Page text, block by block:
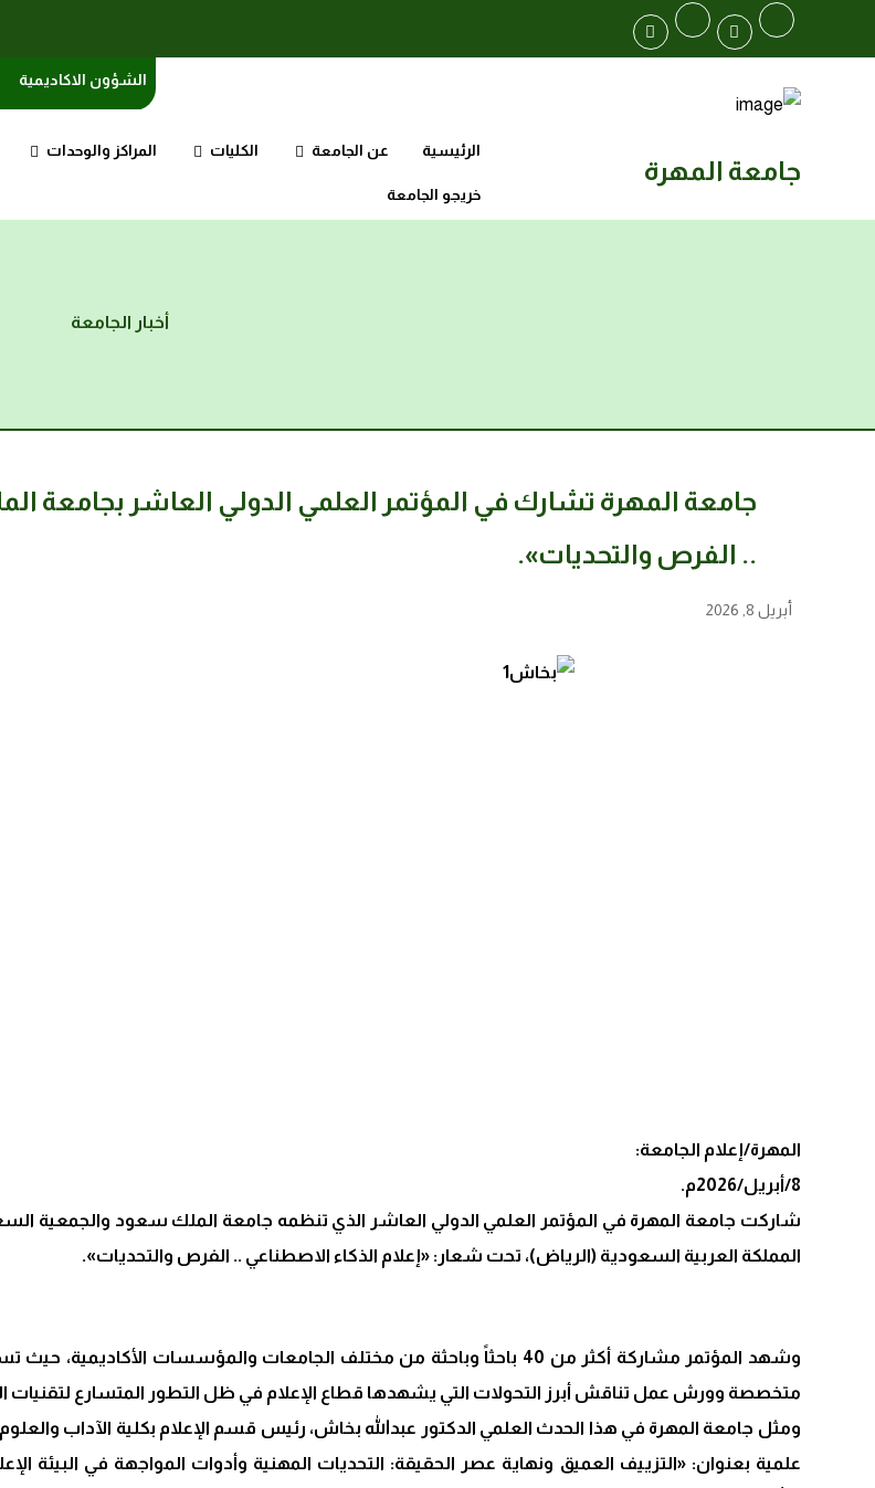
الشؤون الاكاديمية
جامعة المهرة
الرئيسية عن الجامعة الكليات المراكز والوحدات
خريجو الجامعة
أخبار الجامعة
جامعة المهرة تشارك في المؤتمر العلمي الدولي العاشر بجامعة
.. الفرص والتحديات».
أبريل 8, 2026
المهرة/إعلام الجامعة:
8/أبريل/2026م.
شاركت جامعة المهرة في المؤتمر العلمي الدولي العاشر الذي تنظمه جامعة الملك سعود والجمعية
المملكة العربية السعودية (الرياض)، تحت شعار: «إعلام الذكاء الاصطناعي .. الفرص والتحديات».
متخصصة وورش عمل تناقش أبرز التحولات التي يشهدها قطاع الإعلام في ظل التطور المتسارع لتقنيات
ومثل جامعة المهرة في هذا الحدث العلمي الدكتور عبدالله بخاش، رئيس قسم الإعلام بكلية الآداب
علمية بعنوان: «التزييف العميق ونهاية عصر الحقيقة: التحديات المهنية وأدوات المواجهة في البيئة